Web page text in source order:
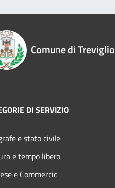
Comune di Treviglio
DI SERVIZIO
e stato civile
e tempo libero
e Commercio